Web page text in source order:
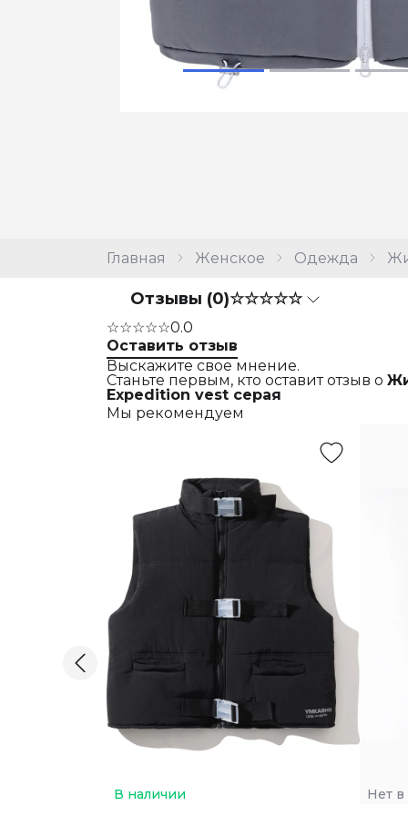
Главная Женское Одежда
Отзывы (0)☆☆☆☆☆
☆☆☆☆☆0.0
Оставить отзыв
Выскажите свое мнение.
Станьте первым, кто оставит отзыв о
Expedition vest серая
Мы рекомендуем
В наличии Нет в